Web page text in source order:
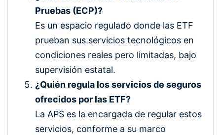
Pruebas (ECP)?
Es un espacio regulado donde las ETF
prueban sus servicios tecnológicos en
condiciones reales pero limitadas, bajo
supervisión estatal.
¿Quién regula los servicios de seguros
ofrecidos por las ETF?
La APS es la encargada de regular estos
servicios, conforme a su marco